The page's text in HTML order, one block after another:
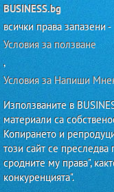
машини за
баланс машини
Тези машини са по-
3.4. Диагностика за
диагностични
адаптации и
калибрации на
диагностика на
Камионите имат
автомобили, което
BUSINESS.bg
всички права запазени -
Условия за ползване
,
Условия за Напиши
Използваните в
материали са
Копирането и
този сайт се преследва
сродните му права",
конкуренцията".